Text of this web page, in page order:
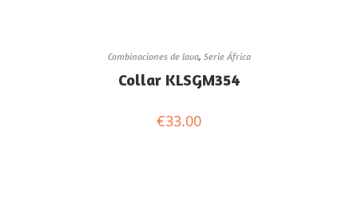
Combinaciones de lava, Serie África
Collar KLSGM354
€33.00